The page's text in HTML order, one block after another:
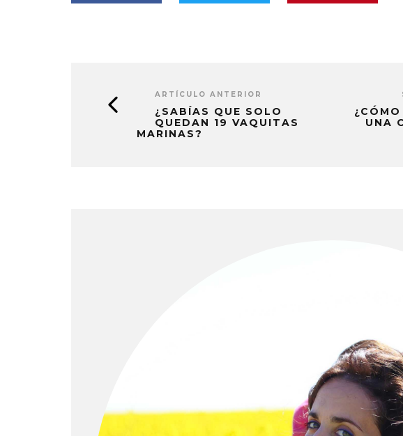
ARTÍCULO ANTERIOR
¿SABÍAS QUE SOLO
QUEDAN 19 VAQUITAS
MARINAS?
UNA